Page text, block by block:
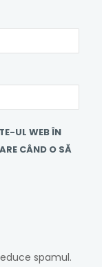
UL WEB ÎN
CÂND O SĂ
spamul.